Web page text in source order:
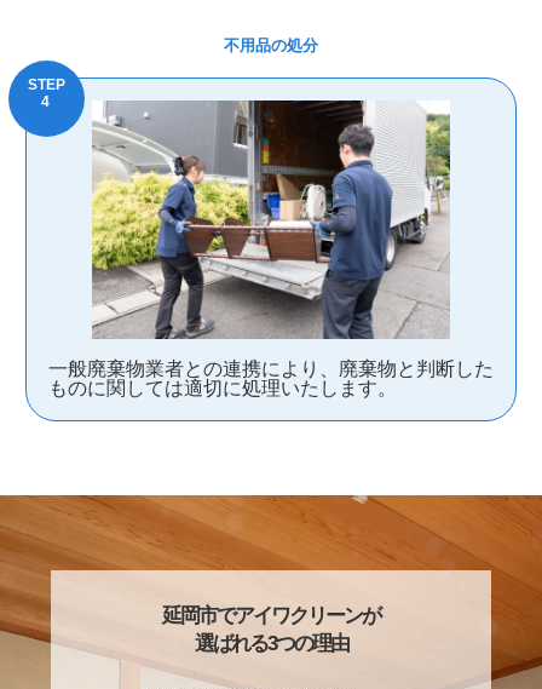
不用品の処分
一般廃棄物業者との連携により、廃棄物と判断した
ものに関しては適切に処理いたします。
延岡市でアイワクリーンが
選ばれる3つの理由